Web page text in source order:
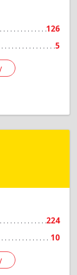
126
5
Подробнее
224
10
м.р-
Подробнее